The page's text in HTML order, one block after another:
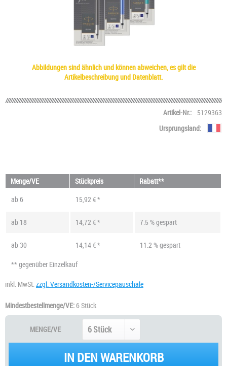
Abbildungen sind ähnlich und können abweichen, es gilt die
Artikelbeschreibung und Datenblatt.
Artikel-Nr.:
5129363
Ursprungsland:
Menge/VE Stückpreis
Rabatt**
ab6 15,92 € *
ab 18 14,72 € * 7.5 % gespart
ab 30 14,14 € *
11.2 % gespart
** gegenüber Einzelkauf
inkl. MwSt. zzgl. Versandkosten-/Servicepauschale
Mindestbestellmenge/VE:6 Stück
MENGE/VE
IN DEN WARENKORB